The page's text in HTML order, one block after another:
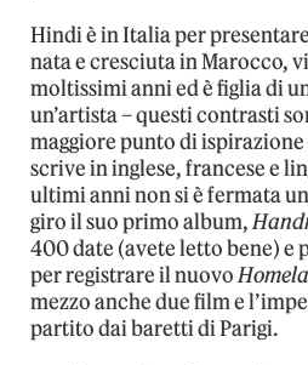
Hindi è in Italia per
nata e cresciuta in Marocco,
moltissimi anni ed è figlia di
un’artista – questi contrasti
maggiore punto di
scrive in inglese, francese e
ultimi anni non si è fermata
giro il suo primo album,
400 date (avete letto bene) e
per registrare il nuovo
mezzo anche due film e
partito dai baretti di Parigi.